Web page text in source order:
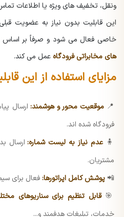
ونقل، تخفیف های ویژه یا اطلاعات
این قابلیت بدون نیاز به عضویت
خاصی فعال می شود و صرفاً بر اساس
های مخابراتی فرودگاهعمل می کند.
مزایای استفاده از این
📍موقعیت محور و هوشمند: ارسال
فرودگاه شده اند.
🧍عدم نیاز به لیست شماره: ارسال
مشتریان.
📲 پوشش کامل اپراتورها:فعال برای
🎯قابل تنظیم برای سناریوهای
خدمات، تبلیغات هدفمند و...